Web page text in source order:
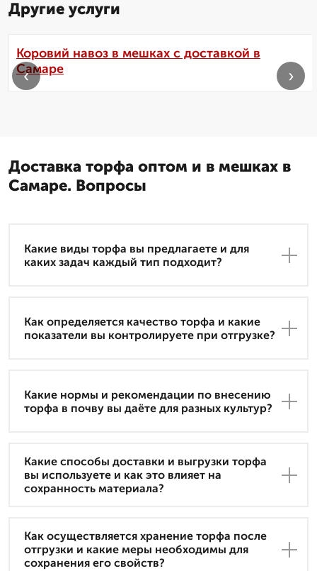
Другие услуги
Коровий навоз в мешках с доставкой в
Самаре
‹ ›
Доставка торфа оптом и в мешках в
Самаре. Вопросы
Какие виды торфа вы предлагаете и для
каких задач каждый тип подходит?
Как определяется качество торфа и какие
показатели вы контролируете при отгрузке?
Какие нормы и рекомендации по внесению
торфа в почву вы даёте для разных культур?
Какие способы доставки и выгрузки торфа
вы используете и как это влияет на
сохранность материала?
Как осуществляется хранение торфа после
отгрузки и какие меры необходимы для
сохранения его свойств?